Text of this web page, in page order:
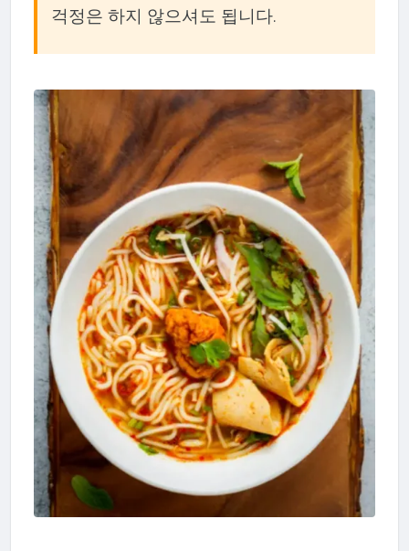
걱정은 하지 않으셔도 됩니다.